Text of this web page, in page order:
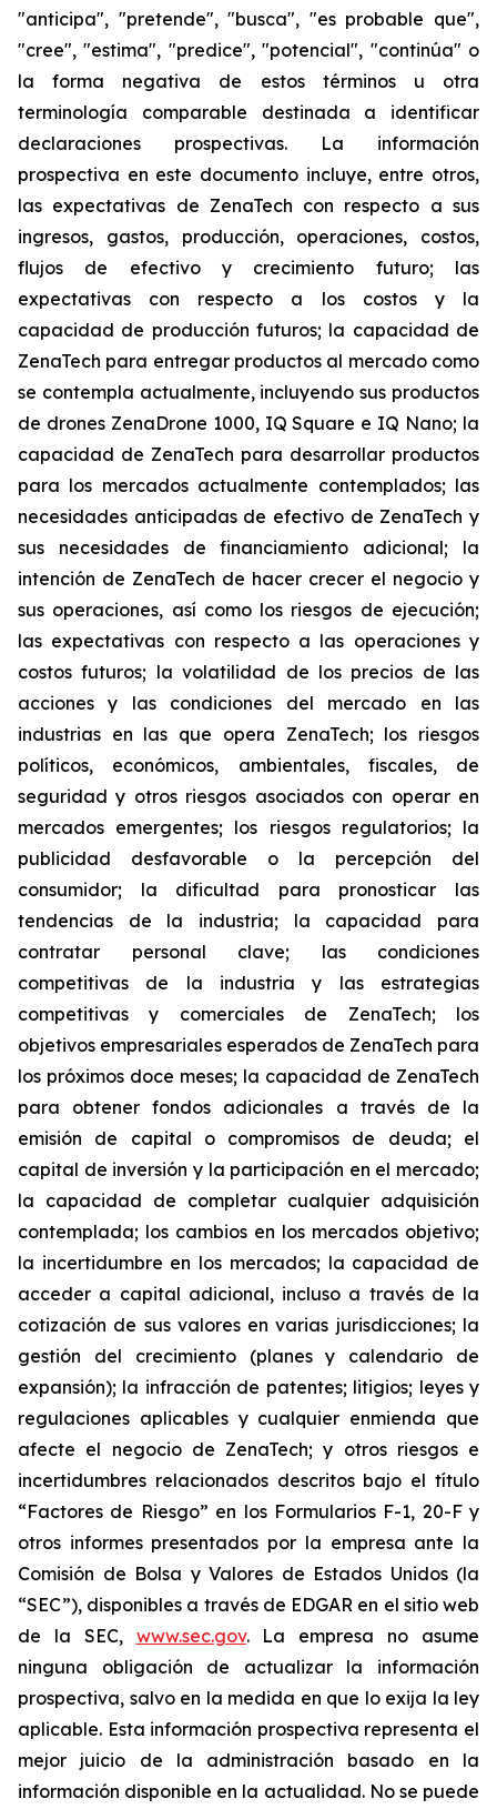
"anticipa", "pretende", "busca", "es probable que",
"cree", "estima", "predice", "potencial", "continúa" o
la forma negativa de estos términos u otra
terminología comparable destinada a identificar
declaraciones prospectivas. La información
prospectiva en este documento incluye, entre otros,
las expectativas de ZenaTech con respecto a sus
ingresos, gastos, producción, operaciones, costos,
flujos de efectivo y crecimiento futuro; las
expectativas con respecto a los costos y la
capacidad de producción futuros; la capacidad de
ZenaTech para entregar productos al mercado como
se contempla actualmente, incluyendo sus productos
de drones ZenaDrone 1000, IQ Square e IQ Nano; la
capacidad de ZenaTech para desarrollar productos
para los mercados actualmente contemplados; las
necesidades anticipadas de efectivo de ZenaTech y
sus necesidades de financiamiento adicional; la
intención de ZenaTech de hacer crecer el negocio y
sus operaciones, así como los riesgos de ejecución;
las expectativas con respecto a las operaciones y
costos futuros; la volatilidad de los precios de las
acciones y las condiciones del mercado en las
industrias en las que opera ZenaTech; los riesgos
políticos, económicos, ambientales, fiscales, de
seguridad y otros riesgos asociados con operar en
mercados emergentes; los riesgos regulatorios; la
publicidad desfavorable o la percepción del
consumidor; la dificultad para pronosticar las
tendencias de la industria; la capacidad para
contratar personal clave; las condiciones
competitivas de la industria y las estrategias
competitivas y comerciales de ZenaTech; los
objetivos empresariales esperados de ZenaTech para
los próximos doce meses; la capacidad de ZenaTech
para obtener fondos adicionales a través de la
emisión de capital o compromisos de deuda; el
capital de inversión y la participación en el mercado;
la capacidad de completar cualquier adquisición
contemplada; los cambios en los mercados objetivo;
la incertidumbre en los mercados; la capacidad de
acceder a capital adicional, incluso a través de la
cotización de sus valores en varias jurisdicciones; la
gestión del crecimiento (planes y calendario de
expansión); la infracción de patentes; litigios; leyes y
regulaciones aplicables y cualquier enmienda que
afecte el negocio de ZenaTech; y otros riesgos e
incertidumbres relacionados descritos bajo el título
“Factores de Riesgo” en los Formularios F-1, 20-F y
otros informes presentados por la empresa ante la
Comisión de Bolsa y Valores de Estados Unidos (la
“SEC”), disponibles a través de EDGAR en el sitio web
de la SEC, www.sec.gov. La empresa no asume
ninguna obligación de actualizar la información
prospectiva, salvo en la medida en que lo exija la ley
aplicable. Esta información prospectiva representa el
mejor juicio de la administración basado en la
información disponible en la actualidad. No se puede